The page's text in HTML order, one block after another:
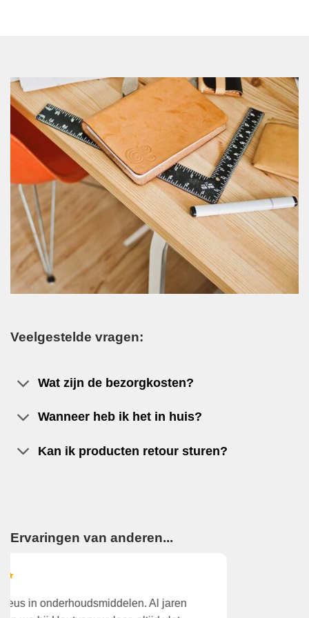
Veelgestelde vragen:
Wat zijn de bezorgkosten?
Wanneer heb ik het in huis?
Kan ik producten retour sturen?
Ervaringen van anderen...
Wegens tijdgebrek gekozen het aan huis te laten